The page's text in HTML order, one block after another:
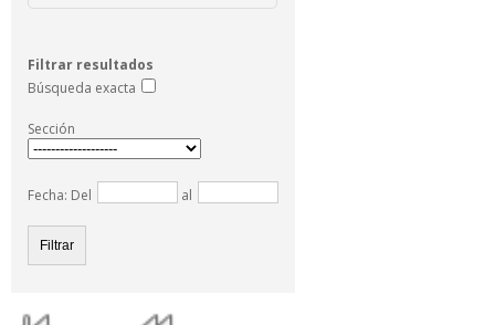
Filtrar resultados
Búsqueda exacta
Sección
Fecha: Del al